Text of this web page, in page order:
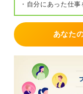
焦燥感があるなら
義に縛られず、プ
身の価値観に合っ
重要です。
まずは上司と今後
のいくキャリアプ
しょう。
・自分にあった仕
あなた